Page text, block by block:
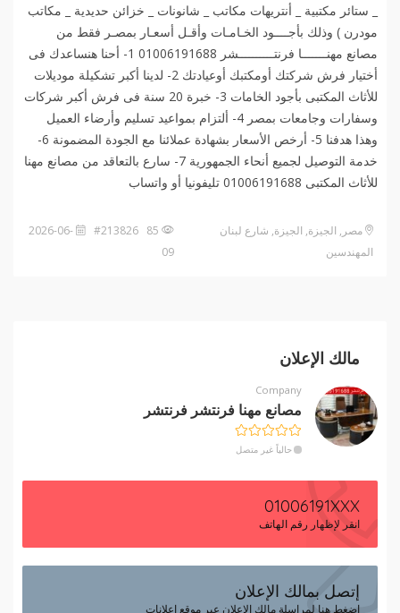
_ ستائر مكتبية _ أنتريهات مكاتب _ شانونات _ خزائن حديدية _ مكاتب
مودرن ) وذلك بأجــــود الخـامـات وأقـل أسعـار بمصـر فقط من
مصانع مهنـــــــا فرنتــــــــــشر 01006191688 1- أحنا هنساعدك فى
أختيار فرش شركتك أومكتبك أوعيادتك 2- لدينا أكبر تشكيلة موديلات
للأثاث المكتبى بأجود الخامات 3- خبرة 20 سنة فى فرش أكبر شركات
وسفارات وجامعات بمصر 4- ألتزام بمواعيد تسليم وأرضاء العميل
وهذا هدفنا 5- أرخص الأسعار بشهادة عملائنا مع الجودة المضمونة 6-
خدمة التوصيل لجميع أنحاء الجمهورية 7- سارع بالتعاقد من مصانع مهنا
للأثاث المكتبى 01006191688 تليفونيا أو واتساب️
مصر, الجيزة, الجيزة, شارع لبنان
المهندسين
2026-06-
09
مالك الإعلان
Company
مصانع مهنا فرنتشر فرنتشر
حالياً غير متصل
01006191XXX
انقر لإظهار رقم الهاتف
إتصل بمالك الإعلان
إضغط هنا لمراسلة مالك الإعلان عبر موقع إعلانات